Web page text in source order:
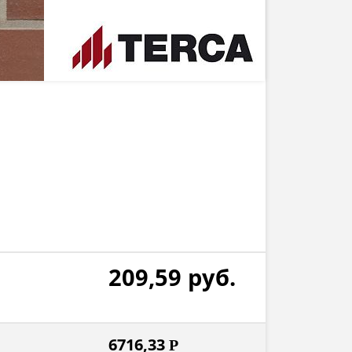
209,59 руб.
6716,33 Р